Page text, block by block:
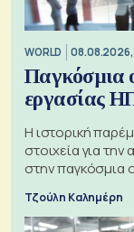
WORLD
Παγκόσμια
εργασίας
Η ιστορική
στοιχεία για
στην παγκόσμια
Τζούλη Καλημέρη